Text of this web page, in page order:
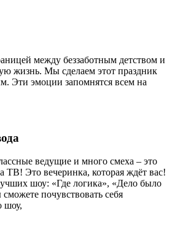
между беззаботным детством и
жизнь. Мы сделаем этот праздник
Эти эмоции запомнятся всем на
ведущие и много смеха – это
ТВ! Это вечеринка, которая ждёт вас!
шоу: «Где логика», «Дело было
почувствовать себя
шоу,